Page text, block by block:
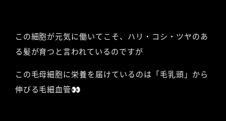
この細胞が元気に働いてこそ、ハリ・コシ・ツヤのあ
る髪が育つと言われているのですが
この毛母細胞に栄養を届けているのは「毛乳頭」から
伸びる毛細血管👀